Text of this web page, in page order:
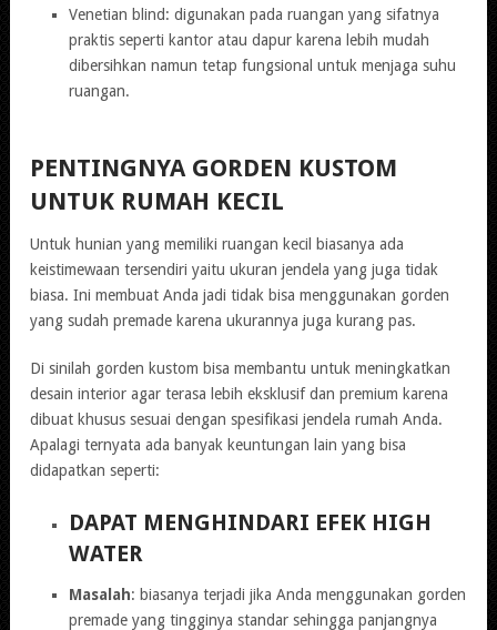
Venetian blind: digunakan pada ruangan yang sifatnya
praktis seperti kantor atau dapur karena lebih mudah
dibersihkan namun tetap fungsional untuk menjaga suhu
ruangan.
PENTINGNYA GORDEN KUSTOM
UNTUK RUMAH KECIL
Untuk hunian yang memiliki ruangan kecil biasanya ada
keistimewaan tersendiri yaitu ukuran jendela yang juga tidak
biasa. Ini membuat Anda jadi tidak bisa menggunakan gorden
yang sudah premade karena ukurannya juga kurang pas.
Di sinilah gorden kustom bisa membantu untuk meningkatkan
desain interior agar terasa lebih eksklusif dan premium karena
dibuat khusus sesuai dengan spesifikasi jendela rumah Anda.
Apalagi ternyata ada banyak keuntungan lain yang bisa
didapatkan seperti:
DAPAT MENGHINDARI EFEK HIGH
WATER
Masalah: biasanya terjadi jika Anda menggunakan gorden
premade yang tingginya standar sehingga panjangnya